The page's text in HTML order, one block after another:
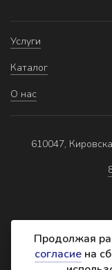
Услуги
Каталог
О нас
610047,
Продолжая
согласие на